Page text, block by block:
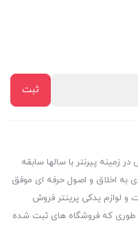
زمینه پیرنتر با سالها سابقه
به اخلاق و اصول حرفه ای موفق
و لوازم یدکی پرینتر فروش
طوری که فروشگاه های ثبت شده